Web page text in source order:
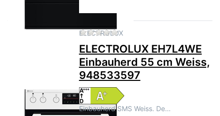
ELECTROLUXZu diesem Produkt liegen
ELECTROLUX EH7L4WE
Einbauherd 55 cm Weiss,
948533597
Einbauherd SMS Weiss. De…